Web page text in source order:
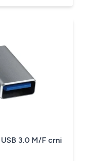
3.0 M/F crni